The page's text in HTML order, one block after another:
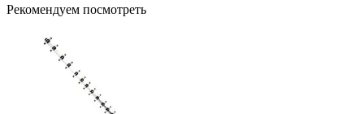
Рекомендуем посмотреть